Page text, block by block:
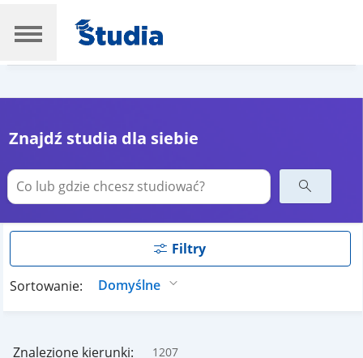
Znajdź studia dla siebie
Filtry
Sortowanie:
Znalezione kierunki: 1207